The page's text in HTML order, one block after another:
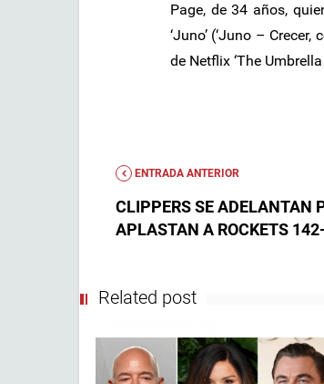
Page, de 34 años,
‘Juno’ (‘Juno – Crecer,
de Netflix ‘The Umbrella
ENTRADA ANTERIOR
CLIPPERS SE ADELANTAN
APLASTAN A ROCKETS
Related post